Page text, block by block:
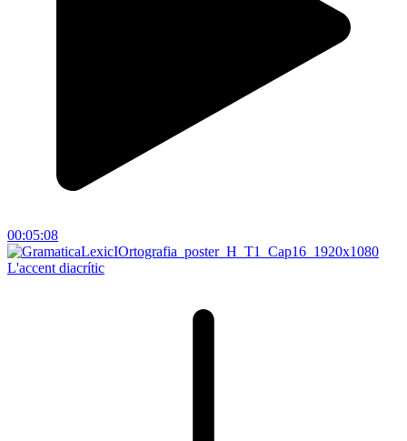
00:05:08
L'accent diacrític